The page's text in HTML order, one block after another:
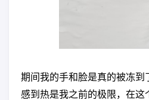
期间我的手和脸是真的被冻到
感到热是我之前的极限，在这